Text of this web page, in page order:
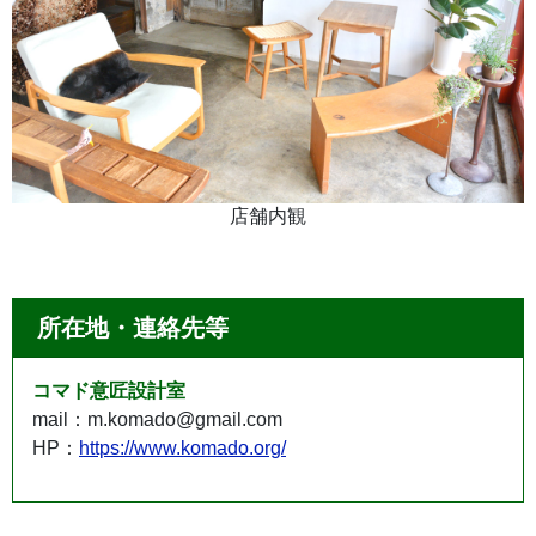
店舗内観
所在地・連絡先等
コマド意匠設計室
mail：m.komado@gmail.com
HP： https://www.komado.org/